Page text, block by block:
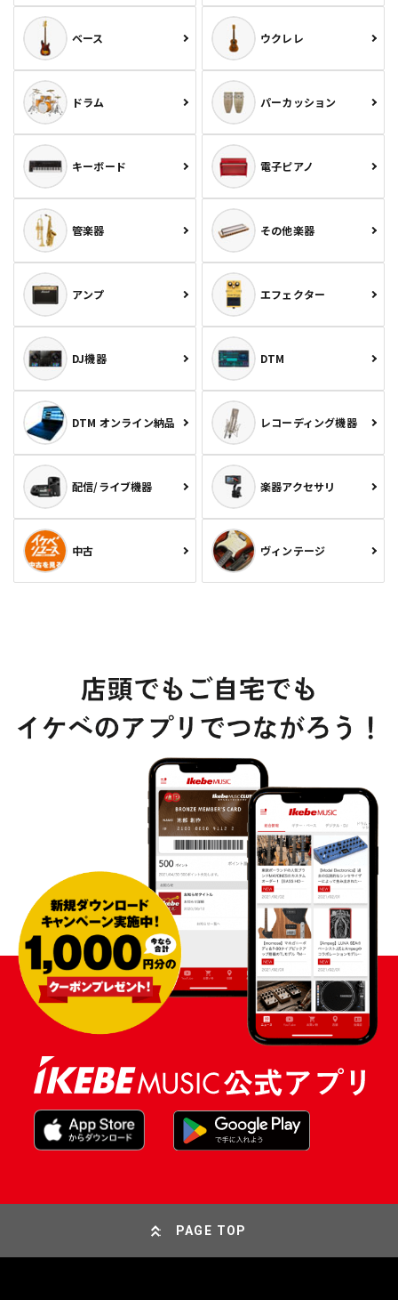
ベース ウクレレ
ドラム パーカッション
キーボード 電子ピアノ
管楽器 その他楽器
アンプ エフェクター
DJ機器 DTM
DTM オンライン納品 レコーディング機器
配信/ライブ機器 楽器アクセサリ
中古 ヴィンテージ
PAGE TOP